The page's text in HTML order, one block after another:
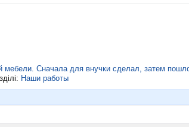
мебели. Сначала для внучки сделал, затем
Наши работы